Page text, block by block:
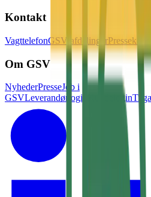
Kontakt
VagttelefonGSV afdelinger
Om GSV
NyhederPresseJob i
GSVLeverandørlogin Kundelogin